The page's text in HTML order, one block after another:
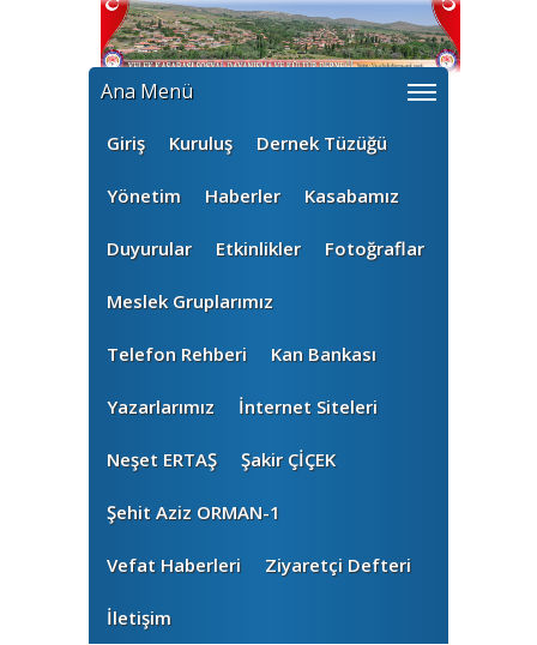
Ana Menü
Giriş Kuruluş Dernek Tüzüğü
Yönetim Haberler Kasabamız
Duyurular Etkinlikler Fotoğraflar
Meslek Gruplarımız
Telefon Rehberi Kan Bankası
Yazarlarımız İnternet Siteleri
Neşet ERTAŞ Şakir ÇİÇEK
Şehit Aziz ORMAN-1
Vefat Haberleri Ziyaretçi Defteri
İletişim